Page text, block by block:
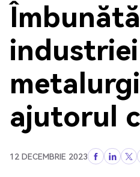
industriei
ajutorul
12 DECEMBRIE 2023